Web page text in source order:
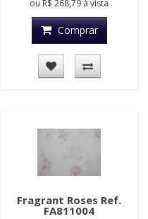
ou R$ 268,79 à vista
Comprar
Fragrant Roses Ref.
FA811004